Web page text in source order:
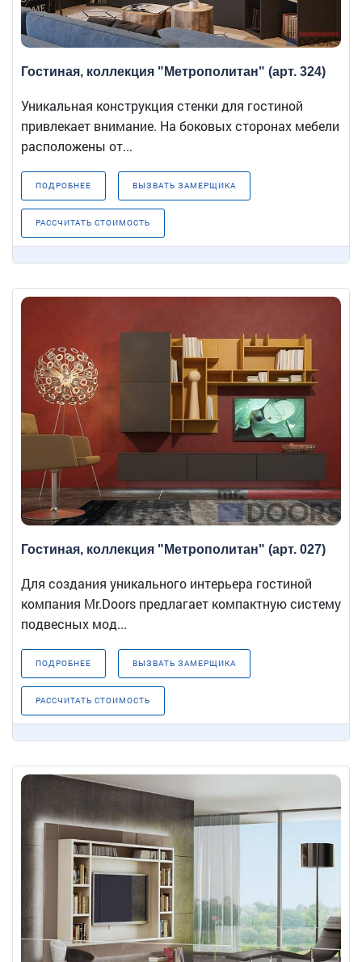
Гостиная, коллекция "Метрополитан" (арт. 324)
Уникальная конструкция стенки для гостиной
привлекает внимание. На боковых сторонах мебели
расположены от...
ПОДРОБНЕЕ ВЫЗВАТЬ ЗАМЕРЩИКА
РАССЧИТАТЬ СТОИМОСТЬ
Гостиная, коллекция "Метрополитан" (арт. 027)
Для создания уникального интерьера гостиной
компания Mr.Doors предлагает компактную систему
подвесных мод...
ПОДРОБНЕЕ ВЫЗВАТЬ ЗАМЕРЩИКА
РАССЧИТАТЬ СТОИМОСТЬ